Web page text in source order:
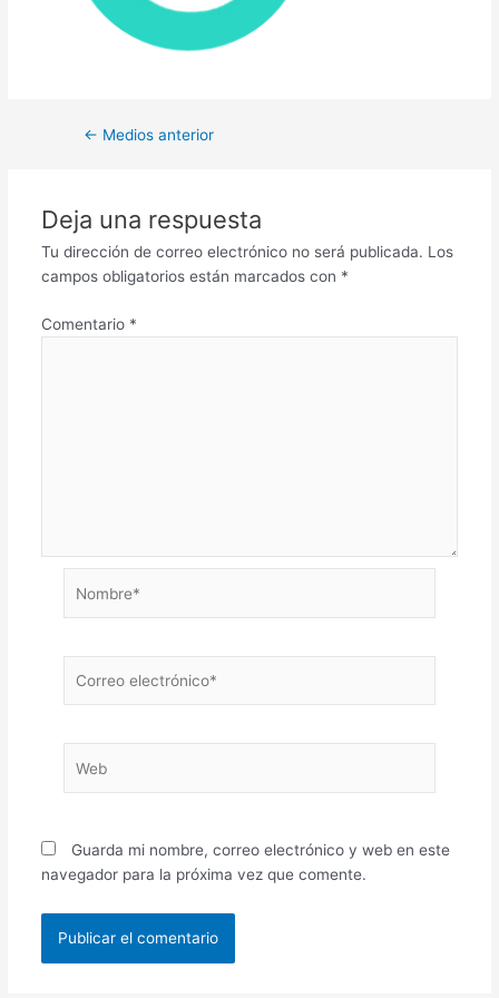
← Medios anterior
Deja una respuesta
Tu dirección de correo electrónico no será publicada. Los
campos obligatorios están marcados con *
Comentario *
electrónico*
Guarda mi nombre, correo electrónico y web en este
navegador para la próxima vez que comente.